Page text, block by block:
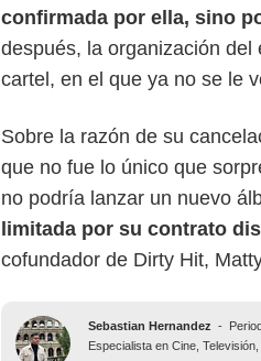
confirmada por ella, sino
después, la organización
cartel, en el que ya no se le
Sobre la razón de su
que no fue lo único que
no podría lanzar un nuevo
limitada por su contrato
cofundador de Dirty Hit,
Sebastian Hernandez -
Especialista en Cine,